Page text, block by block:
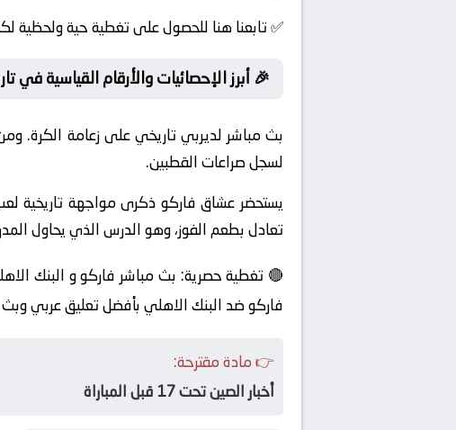
✅ تابعنا هنا للحصول على تغطية حية ولحظية
🎉 أبرز الإحصائيات والأرقام القياسية في
بث مباشر لديربي تاريخي على زعامة الكرة.
لسجل صراعات القطبين.
يستحضر عشاق فاركو ذكرى مواجهة تاريخية
تعادل بطعم الفوز، وهو الدرس الذي يحاول
🔴 تغطية حصرية: بث مباشر فاركو و البنك
فاركو ضد البنك الاهلي بأفضل تعليق عربي
👉 مادة مقترحة:
أخبار الصين تحت 17 قبل المباراة